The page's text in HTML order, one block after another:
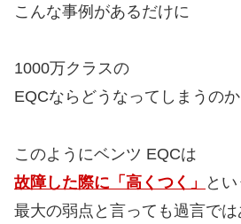
こんな事例があるだけに
1000万クラスの
EQCならどうなってしまうのか
このようにベンツ EQCは
故障した際に「高くつく」
と
最大の弱点と言っても過言では